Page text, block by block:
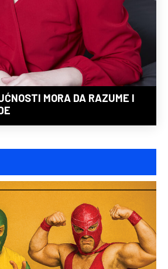
MORA DA RAZUME I